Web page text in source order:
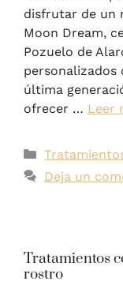
disfrutar de un
Moon Dream,
Pozuelo de
personalizados
última
ofrecer … Leer
Deja un
Tratamientos
rostro